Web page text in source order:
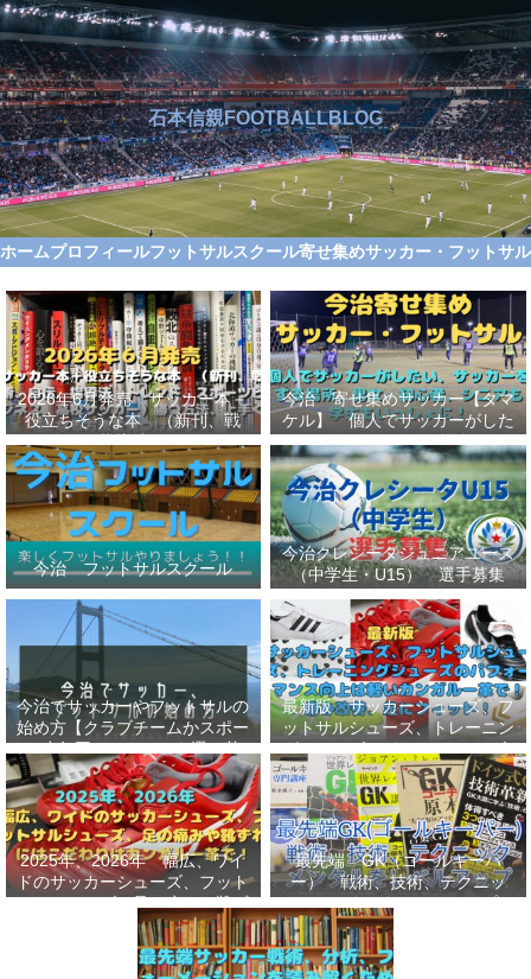
石本信親FOOTBALLBLOG
ホームプロフィールフットサルスクール寄せ集めサッカー・フット
2026年6月発売 サッカー本＋
役立ちそうな本 （新刊、戦
術、自伝、指導法、トレンド、
スポーツビジネス、高校サッカ
ー）勝つ方法、上手くなる方法
を見つけよう！
今治 寄せ集めサッカー【タマ
ケル】 個人でサッカーがした
い、サッカーをする場所、男
女、初心者、シニアも学生もい
っしょに！【タマケル】
今治 フットサルスクール
今治クレシータジュニアユース
（中学生・U15） 選手募集
今治でサッカーやフットサルの
始め方【クラブチームかスポー
ツ少年団かスクールを選ぶ基
準】小学生、幼児（年長・年
中）、サッカー
最新版 サッカーシューズ、フ
ットサルシューズ、トレーニン
グシューズのパフォーマンス向
上は軽いカンガルー革で！痛み
改善、足にフィット！
2025年、2026年 幅広、ワイ
ドのサッカーシューズ、フット
サルシューズ、足の痛みや靴ず
れにはこだわりはカンガルー革
で！
最先端 GK（ゴールキーパ
ー） 戦術、技術、テクニッ
ク、メンタルをレベルアップし
世界基準へ 練習メニューなど
選手、指導者おすすめ本 11
選